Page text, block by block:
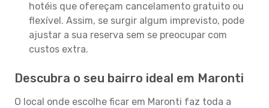
hotéis que ofereçam cancelamento gratuito ou
flexível. Assim, se surgir algum imprevisto, pode
ajustar a sua reserva sem se preocupar com
custos extra.
Descubra o seu bairro ideal em Maronti
O local onde escolhe ficar em Maronti faz toda a